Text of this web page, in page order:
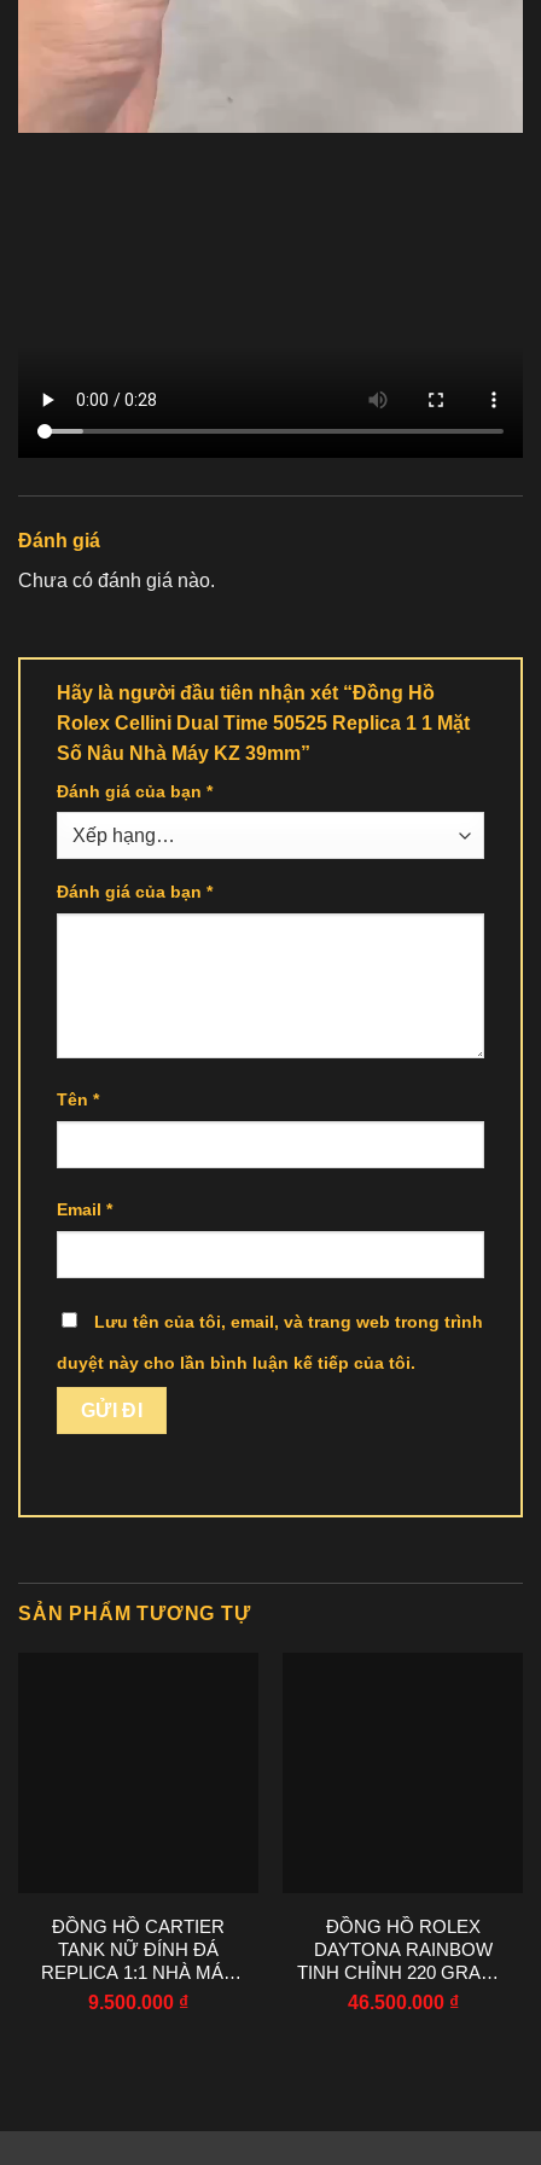
Đánh giá
Chưa có đánh giá nào.
Hãy là người đầu tiên nhận xét “Đồng Hồ
Rolex Cellini Dual Time 50525 Replica 1 1 Mặt
Số Nâu Nhà Máy KZ 39mm”
Đánh giá của bạn *
Đánh giá của bạn *
Tên *
Email *
Lưu tên của tôi, email, và trang web trong trình
duyệt này cho lần bình luận kế tiếp của tôi.
SẢN PHẨM TƯƠNG TỰ
ĐỒNG HỒ CARTIER
TANK NỮ ĐÍNH ĐÁ
REPLICA 1:1 NHÀ MÁY
AF 22X29MM
9.500.000 ₫
ĐỒNG HỒ ROLEX
DAYTONA RAINBOW
TINH CHỈNH 220 GRAMS
MOISSANITE RUBY
46.500.000 ₫